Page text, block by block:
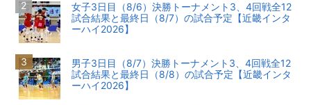
女子3日目（8/6）決勝トーナメント3、4回戦全12
試合結果と最終日（8/7）の試合予定【近畿インタ
ーハイ2026】
男子3日目（8/7）決勝トーナメント3、4回戦全12
試合結果と最終日（8/8）の試合予定【近畿インタ
ーハイ2026】